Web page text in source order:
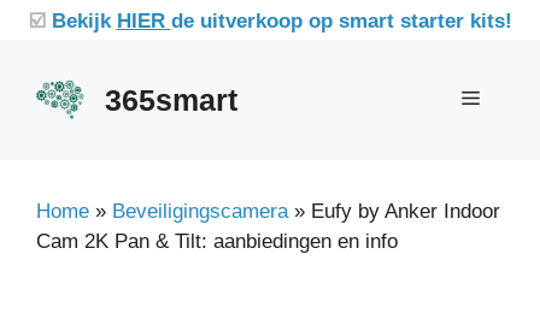
inhoud
☑️ Bekijk HIER de uitverkoop op smart starter kits!
365smart Menu
Home » Beveiligingscamera » Eufy by Anker Indoor
Cam 2K Pan & Tilt: aanbiedingen en info